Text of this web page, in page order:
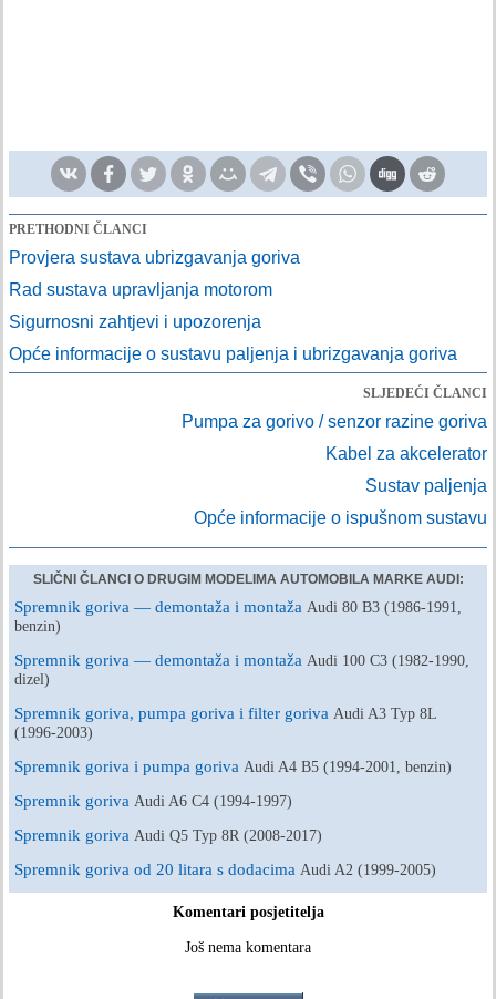
PRETHODNI ČLANCI
Provjera sustava ubrizgavanja goriva
Rad sustava upravljanja motorom
Sigurnosni zahtjevi i upozorenja
Opće informacije o sustavu paljenja i ubrizgavanja goriva
SLJEDEĆI ČLANCI
Pumpa za gorivo / senzor razine goriva
Kabel za akcelerator
Sustav paljenja
Opće informacije o ispušnom sustavu
SLIČNI ČLANCI O DRUGIM MODELIMA AUTOMOBILA MARKE AUDI:
Spremnik goriva — demontaža i montaža Audi 80 B3 (1986-1991,
benzin)
Spremnik goriva — demontaža i montaža Audi 100 C3 (1982-1990,
dizel)
Spremnik goriva, pumpa goriva i filter goriva Audi A3 Typ 8L
(1996-2003)
Spremnik goriva i pumpa goriva Audi A4 B5 (1994-2001, benzin)
Spremnik goriva Audi A6 C4 (1994-1997)
Spremnik goriva Audi Q5 Typ 8R (2008-2017)
Spremnik goriva od 20 litara s dodacima Audi A2 (1999-2005)
Komentari posjetitelja
Još nema komentara